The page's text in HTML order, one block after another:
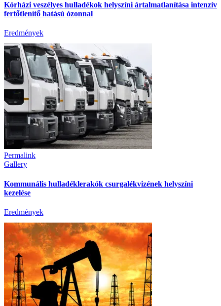
Kórházi veszélyes hulladékok helyszíni ártalmatlanítása intenzív
fertőtlenítő hatású ózonnal
Eredmények
Permalink
Gallery
Kommunális hulladéklerakók csurgalékvizének helyszíni
kezelése
Eredmények